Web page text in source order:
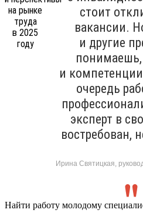
стоит
вакансии.
и другие
и
очередь
эксперт в
востребован,
Ирина Святицкая,
Найти работу молодому